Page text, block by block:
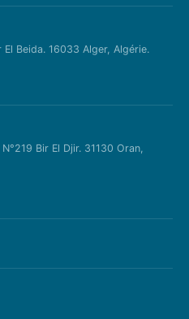
El Beida. 16033 Alger, Algérie.
Bir El Djir. 31130 Oran,